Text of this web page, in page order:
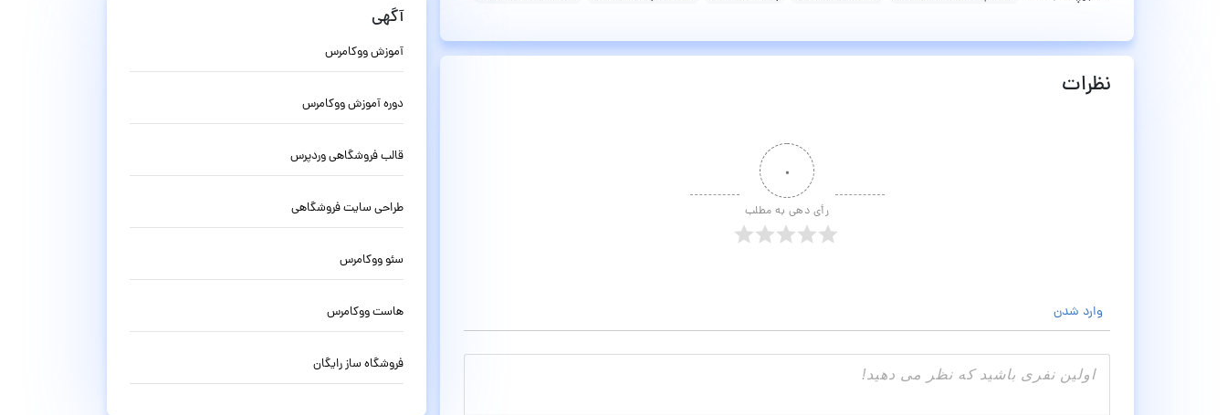
نظرات
۰
رأی دهی به مطلب
وارد شدن
آگهی
آموزش ووکامرس
دوره آموزش ووکامرس
قالب فروشگاهی وردپرس
طراحی سایت فروشگاهی
سئو ووکامرس
هاست ووکامرس
فروشگاه ساز رایگان